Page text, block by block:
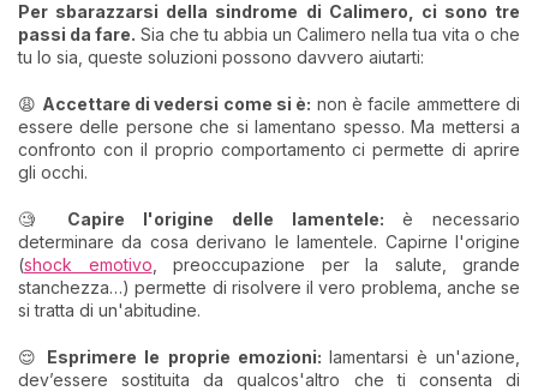
Per sbarazzarsi della sindrome di Calimero, ci sono tre
passi da fare. Sia che tu abbia un Calimero nella tua vita o che
tu lo sia, queste soluzioni possono davvero aiutarti:
😩 Accettare di vedersi come si è: non è facile ammettere di
essere delle persone che si lamentano spesso. Ma mettersi a
confronto con il proprio comportamento ci permette di aprire
gli occhi.
🧐 Capire l'origine delle lamentele: è necessario
determinare da cosa derivano le lamentele. Capirne l'origine
(shock emotivo , preoccupazione per la salute, grande
stanchezza…) permette di risolvere il vero problema, anche se
si tratta di un'abitudine.
😌 Esprimere le proprie emozioni: lamentarsi è un'azione,
dev’essere sostituita da qualcos'altro che ti consenta di